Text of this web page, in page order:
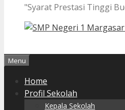
"Syarat Prestasi Tinggi
Menu
Home
Profil Sekolah
Kepala Sekolah